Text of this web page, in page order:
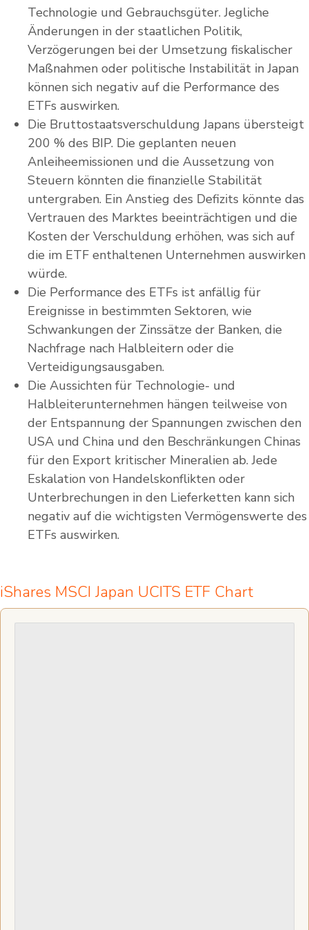
Technologie und Gebrauchsgüter. Jegliche
Änderungen in der staatlichen Politik,
Verzögerungen bei der Umsetzung fiskalischer
Maßnahmen oder politische Instabilität in Japan
können sich negativ auf die Performance des
ETFs auswirken.
Die Bruttostaatsverschuldung Japans übersteigt
200 % des BIP. Die geplanten neuen
Anleiheemissionen und die Aussetzung von
Steuern könnten die finanzielle Stabilität
untergraben. Ein Anstieg des Defizits könnte das
Vertrauen des Marktes beeinträchtigen und die
Kosten der Verschuldung erhöhen, was sich auf
die im ETF enthaltenen Unternehmen auswirken
würde.
Die Performance des ETFs ist anfällig für
Ereignisse in bestimmten Sektoren, wie
Schwankungen der Zinssätze der Banken, die
Nachfrage nach Halbleitern oder die
Verteidigungsausgaben.
Die Aussichten für Technologie- und
Halbleiterunternehmen hängen teilweise von
der Entspannung der Spannungen zwischen den
USA und China und den Beschränkungen Chinas
für den Export kritischer Mineralien ab. Jede
Eskalation von Handelskonflikten oder
Unterbrechungen in den Lieferketten kann sich
negativ auf die wichtigsten Vermögenswerte des
ETFs auswirken.
iShares MSCI Japan UCITS ETF Chart